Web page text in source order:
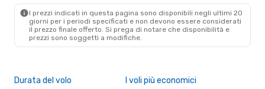
I prezzi indicati in questa pagina sono disponibili negli ultimi 20
giorni per i periodi specificati e non devono essere considerati
il ​​prezzo finale offerto. Si prega di notare che disponibilità e
prezzi sono soggetti a modifiche.
Durata del volo I voli più economici